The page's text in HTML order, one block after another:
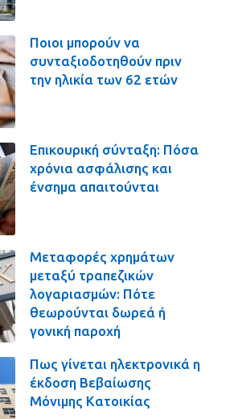
Ποιοι μπορούν να
συνταξιοδοτηθούν πριν
την ηλικία των 62 ετών
Επικουρική σύνταξη: Πόσα
χρόνια ασφάλισης και
ένσημα απαιτούνται
Μεταφορές χρημάτων
μεταξύ τραπεζικών
λογαριασμών: Πότε
θεωρούνται δωρεά ή
γονική παροχή
Πως γίνεται ηλεκτρονικά η
έκδοση Βεβαίωσης
Μόνιμης Κατοικίας